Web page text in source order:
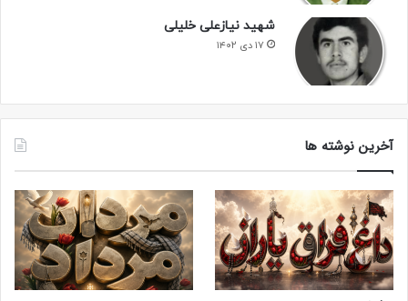
شهید نیازعلی خلیلی
۱۷ دی ۱۴۰۲
آخرین نوشته ها